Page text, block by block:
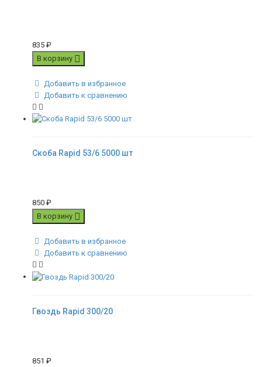
835 ₽
В корзину
Добавить в избранное
Добавить к сравнению
Скоба Rapid 53/6 5000 шт
850 ₽
В корзину
Добавить в избранное
Добавить к сравнению
Гвоздь Rapid 300/20
851 ₽